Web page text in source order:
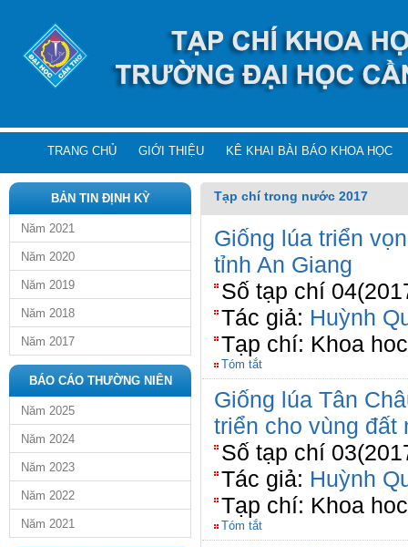
TRANG CHỦ GIỚI THIỆU KÊ KHAI BÀI BÁO KHOA HỌC
BẢN TIN ĐỊNH KỲ
Năm 2021
Năm 2020
Năm 2019
Năm 2018
Năm 2017
BÁO CÁO THƯỜNG NIÊN
Năm 2025
Năm 2024
Năm 2023
Năm 2022
Năm 2021
Tạp chí trong nước 2017
Giống lúa triển
tỉnh An Giang
Số tạp chí
Tác giả: Huỳnh
Tạp chí: Khoa
Tóm tắt
Giống lúa Tân
triển cho vùng đất
Số tạp chí
Tác giả: Huỳnh
Tạp chí: Khoa
Tóm tắt